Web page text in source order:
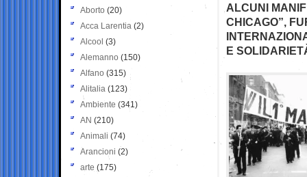
ALCUNI
CHICAGO”,
E
Aborto (20)
Acca Larentia (2)
Alcool (3)
Alemanno (150)
Alfano (315)
Alitalia (123)
Ambiente (341)
AN (210)
Animali (74)
Arancioni (2)
arte (175)